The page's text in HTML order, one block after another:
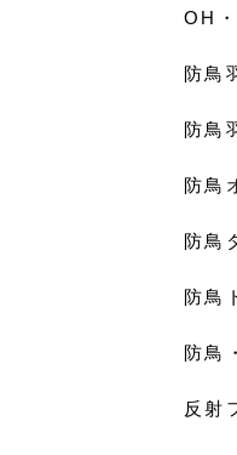
OH
防鳥
防鳥
防鳥
防鳥
防鳥
防鳥
反射